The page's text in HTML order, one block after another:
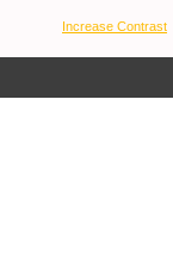
Increase Contrast